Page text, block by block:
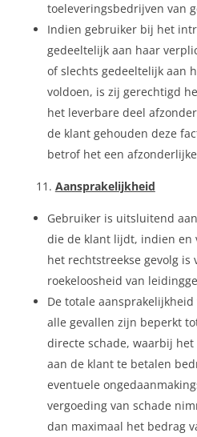
toeleveringsbedrijven van
Indien gebruiker bij het
gedeeltelijk aan haar
of slechts gedeeltelijk aan
voldoen, is zij gerechtigd
het leverbare deel
de klant gehouden deze
betrof het een
Aansprakelijkheid
Gebruiker is uitsluitend
die de klant lijdt, indien en
het rechtstreekse gevolg is
roekeloosheid van
De totale
alle gevallen zijn beperkt
directe schade, waarbij
aan de klant te betalen
eventuele
vergoeding van schade
dan maximaal het bedrag